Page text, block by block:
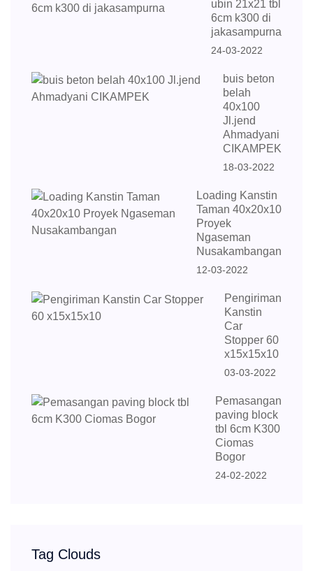
ubin 21x21 tbl
6cm k300 di
jakasampurna
24-03-2022
buis beton
belah
40x100
Jl.jend
Ahmadyani
CIKAMPEK
18-03-2022
Loading Kanstin
Taman 40x20x10
Proyek
Ngaseman
Nusakambangan
12-03-2022
Pengiriman
Kanstin
Car
Stopper 60
x15x15x10
03-03-2022
Pemasangan
paving block
tbl 6cm K300
Ciomas
Bogor
24-02-2022
Tag Clouds